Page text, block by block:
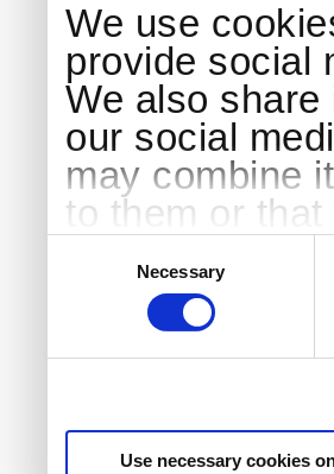
We use
provide social
We also
our social
may combine
to them or
Necessary
Use necessary cookies